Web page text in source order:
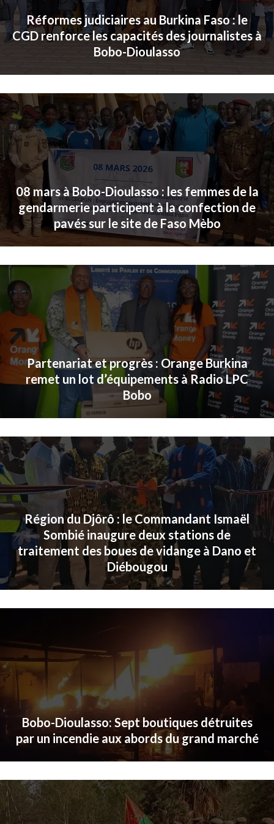
Réformes judiciaires au Burkina Faso : le
CGD renforce les capacités des journalistes à
Bobo-Dioulasso
08 mars à Bobo-Dioulasso : les femmes de la
gendarmerie participent à la confection de
pavés sur le site de Faso Mèbo
Partenariat et progrès : Orange Burkina
remet un lot d’équipements à Radio LPC
Bobo
Région du Djôrô : le Commandant Ismaël
Sombié inaugure deux stations de
traitement des boues de vidange à Dano et
Diébougou
Bobo-Dioulasso: Sept boutiques détruites
par un incendie aux abords du grand marché